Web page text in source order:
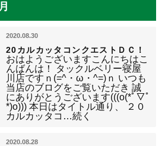
2020.08.30
20カルカッタコンクエストＤＣ！
おはようございますこんにちはこ
んばんは！ タックルベリー寝屋
川店ですｎ(=^・ω・^=)ｎ いつも
当店のブログをご覧いただき 誠
にありがとうございます(((o(*ﾟ▽ﾟ
*)o))) 本日はタイトル通り、 ２０
カルカッタコ…続く
2020.08.28